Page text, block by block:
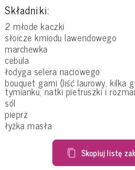
Składniki:
2 młode kaczki
słoicze kmiodu lawendowego
marchewka
cebula
łodyga selera naciowego
bouquet garni (liść laurowy, kilka
tymianku, natki pietruszki i
sól
pieprz
łyżka masła
Skopiuj listę